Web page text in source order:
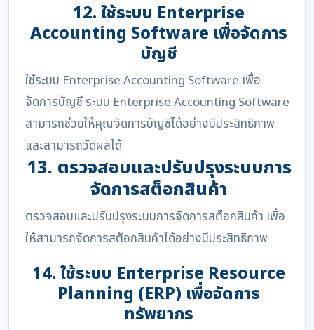
12. ใช้ระบบ Enterprise
Accounting Software เพื่อจัดการ
บัญชี
ใช้ระบบ Enterprise Accounting Software เพื่อ
จัดการบัญชี ระบบ Enterprise Accounting Software
สามารถช่วยให้คุณจัดการบัญชีได้อย่างมีประสิทธิภาพ
และสามารถวัดผลได้
13. ตรวจสอบและปรับปรุงระบบการ
จัดการสต็อกสินค้า
ตรวจสอบและปรับปรุงระบบการจัดการสต็อกสินค้า เพื่อ
ให้สามารถจัดการสต็อกสินค้าได้อย่างมีประสิทธิภาพ
14. ใช้ระบบ Enterprise Resource
Planning (ERP) เพื่อจัดการ
ทรัพยากร